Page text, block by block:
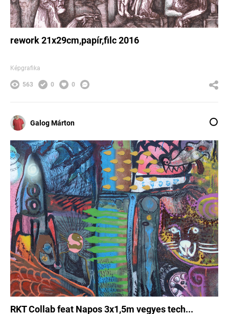
rework 21x29cm,papír,filc 2016
Képgrafika
563 0 0
Galog Márton
RKT Collab feat Napos 3x1,5m vegyes tech...